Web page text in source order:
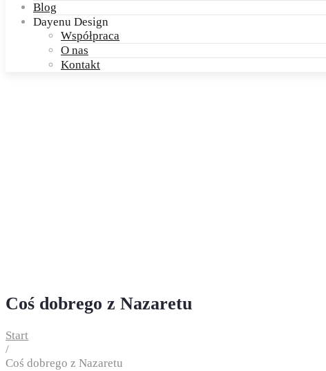
Blog
Dayenu Design
Współpraca
O nas
Kontakt
Coś dobrego z Nazaretu
Start
/
Coś dobrego z Nazaretu